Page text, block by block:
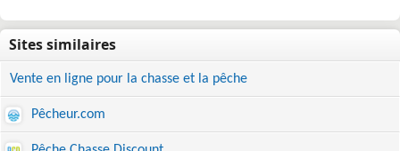
Vente en ligne pour la chasse et la pêche
Pêcheur.com